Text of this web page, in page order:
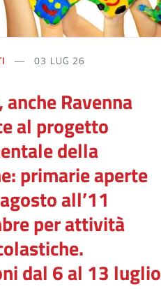
03 LUG 26
anche Ravenna
al progetto
della
primarie aperte
all’11
per attività
dal 6 al 13 luglio